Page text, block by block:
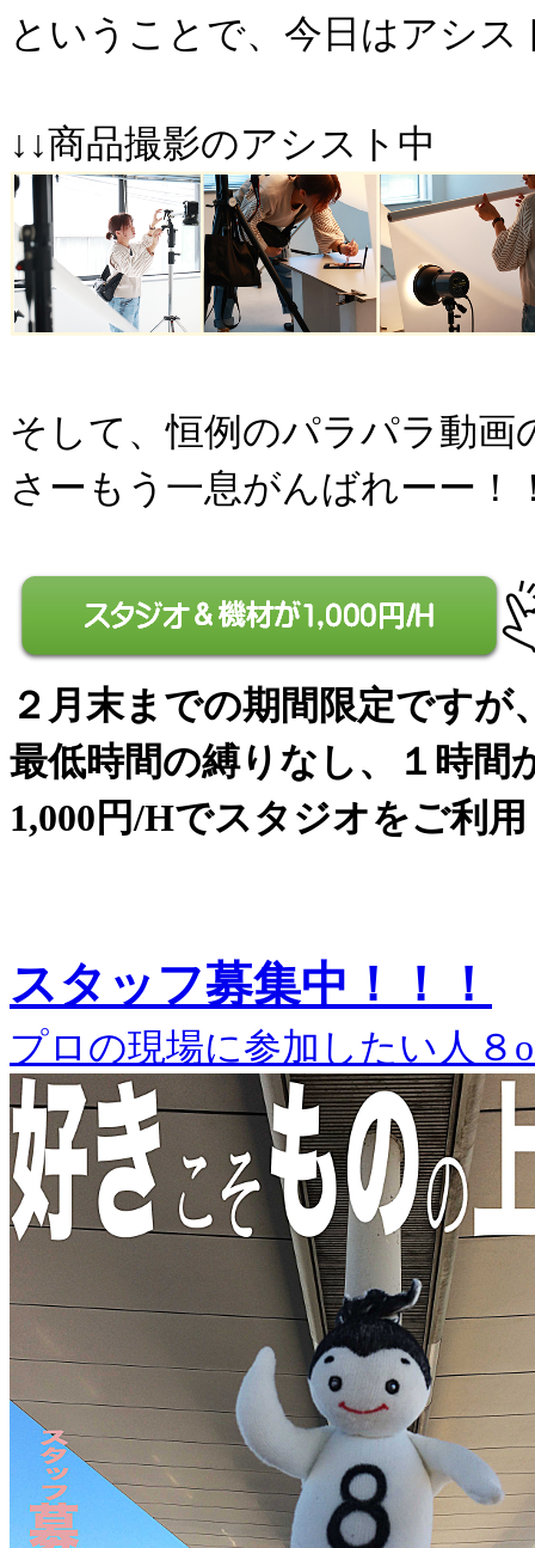
ということで、今日はアシス
↓↓商品撮影のアシスト中
そして、恒例のパラパラ動画
さーもう一息がんばれーー！
２月末までの期間限定ですが
最低時間の縛りなし、１時間
1,000円/Hでスタジオをご利
スタッフ募集中！！！
プロの現場に参加したい人８